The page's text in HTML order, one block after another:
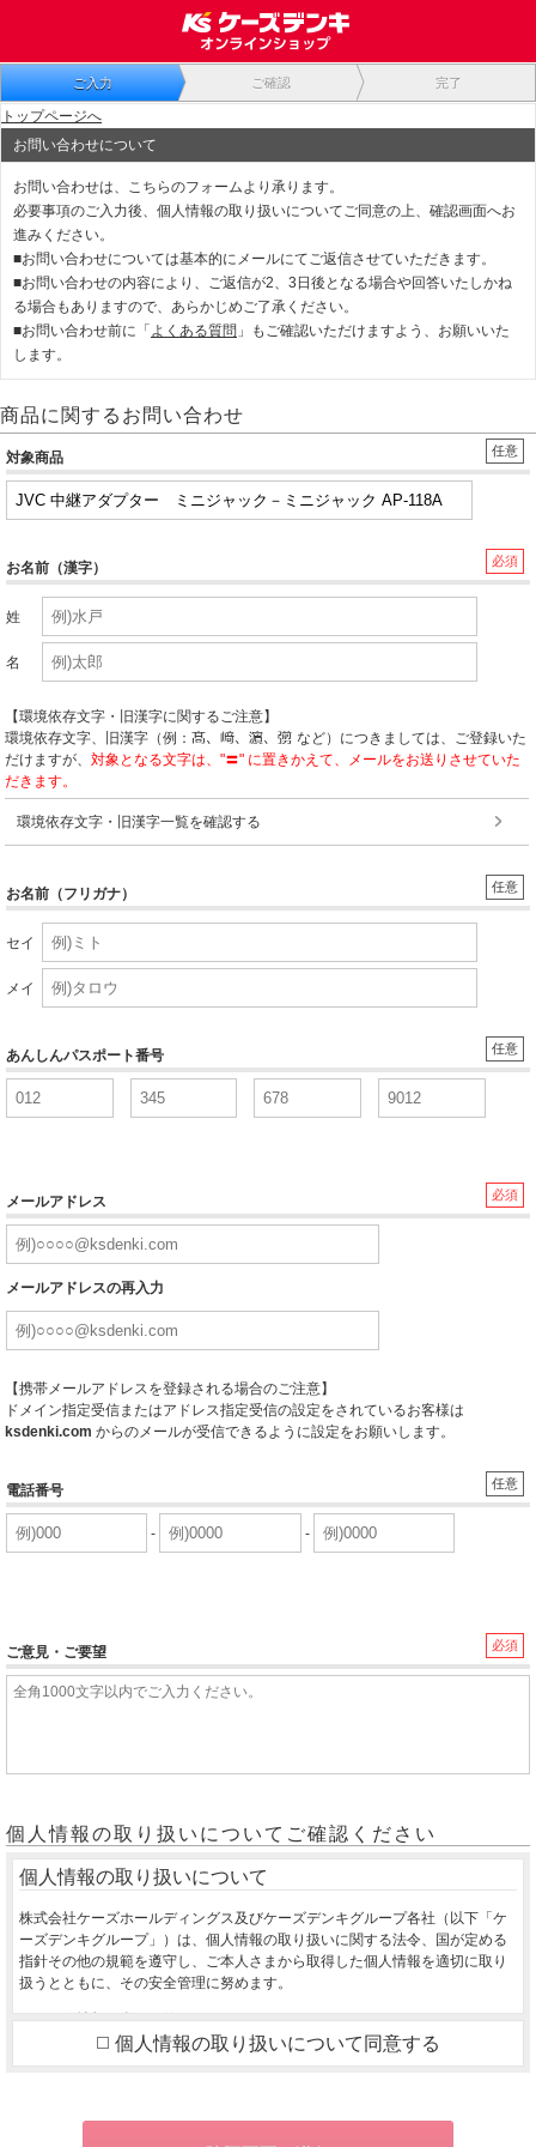
ご入力 ご確認 完了
トップページへ
お問い合わせについて
お問い合わせは、こちらのフォームより承ります。
必要事項のご入力後、個人情報の取り扱いについてご同意の上、確認画面へお
進みください。
■お問い合わせについては基本的にメールにてご返信させていただきます。
■お問い合わせの内容により、ご返信が2、3日後となる場合や回答いたしかね
る場合もありますので、あらかじめご了承ください。
■お問い合わせ前に「 よくある質問 」もご確認いただけますよう、お願いいた
します。
商品に関するお問い合わせ
任意
対象商品
必須
お名前（漢字）
姓
名
【環境依存文字・旧漢字に関するご注意】
環境依存文字、旧漢字（例：
など）につきましては、ご登録いた
だけますが、 対象となる文字は、"〓" に置きかえて、メールをお送りさせていた
だきます。
環境依存文字・旧漢字一覧を確認する
任意
お名前（フリガナ）
セイ
メイ
任意
あんしんパスポート番号
必須
メールアドレス
メールアドレスの再入力
【携帯メールアドレスを登録される場合のご注意】
ドメイン指定受信またはアドレス指定受信の設定をされているお客様は
ksdenki.com からのメールが受信できるように設定をお願いします。
任意
電話番号
- -
必須
ご意見・ご要望
個人情報の取り扱いについてご確認ください
個人情報の取り扱いについて
株式会社ケーズホールディングス及びケーズデンキグループ各社（以下「ケ
ーズデンキグループ」）は、個人情報の取り扱いに関する法令、国が定める
指針その他の規範を遵守し、ご本人さまから取得した個人情報を適切に取り
扱うとともに、その安全管理に努めます。
１．個人情報の利用目的
ご本人さまから同意をいただいた利用目的の達成に必要な範囲を超えて、取
得した個人情報を利用いたしません。
お取り寄せ商品が入荷した際、お客様にご連絡させていただくため
個人情報の取り扱いについて同意する